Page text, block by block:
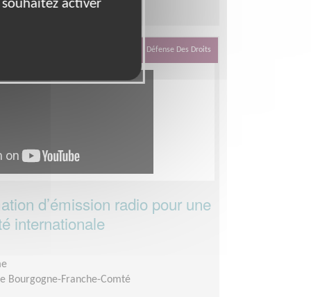
Défense Des Droits
d’émission radio pour une
internationale
Bourgogne-Franche-Comté
activer